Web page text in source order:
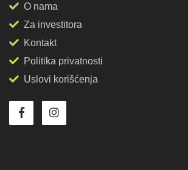
O nama
Za investitora
Kontakt
Politika privatnosti
Uslovi korišćenja